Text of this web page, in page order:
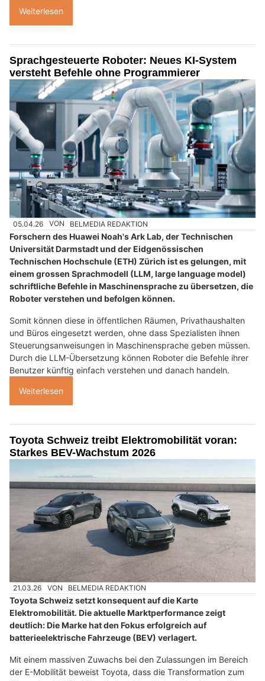
Weiterlesen
Sprachgesteuerte Roboter: Neues KI-System
versteht Befehle ohne Programmierer
05.04.26 VON BELMEDIA REDAKTION
Forschern des Huawei Noah's Ark Lab, der Technischen
Universität Darmstadt und der Eidgenössischen
Technischen Hochschule (ETH) Zürich ist es gelungen, mit
einem grossen Sprachmodell (LLM, large language model)
schriftliche Befehle in Maschinensprache zu übersetzen, die
Roboter verstehen und befolgen können.
Somit können diese in öffentlichen Räumen, Privathaushalten
und Büros eingesetzt werden, ohne dass Spezialisten ihnen
Steuerungsanweisungen in Maschinensprache geben müssen.
Durch die LLM-Übersetzung können Roboter die Befehle ihrer
Benutzer künftig einfach verstehen und danach handeln.
Weiterlesen
Toyota Schweiz treibt Elektromobilität voran:
Starkes BEV-Wachstum 2026
21.03.26 VON BELMEDIA REDAKTION
Toyota Schweiz setzt konsequent auf die Karte
Elektromobilität. Die aktuelle Marktperformance zeigt
deutlich: Die Marke hat den Fokus erfolgreich auf
batterieelektrische Fahrzeuge (BEV) verlagert.
Mit einem massiven Zuwachs bei den Zulassungen im Bereich
der E-Mobilität beweist Toyota, dass die Transformation zum